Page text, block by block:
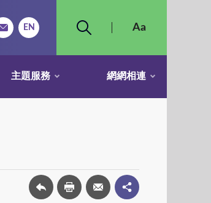
主題服務 網網相連